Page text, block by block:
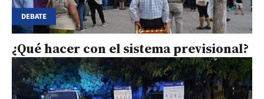
DEBATE
¿Qué hacer con el sistema previsional?